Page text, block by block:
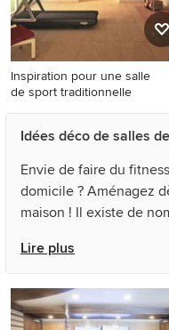
Inspiration pour une salle
de sport traditionnelle
Inspiration pour une
sport traditionnelle.
Idées déco de salles
Envie de faire du
domicile ? Aménagez
maison ! Il existe de
peut être une pièce
aménagée avec des
appartement, créez
gym dans le bureau.
Lire plus